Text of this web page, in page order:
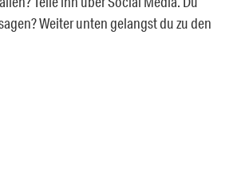
Weiter unten gelangst du zu den